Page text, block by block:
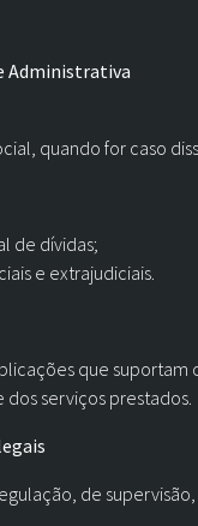
Administrativa
quando for caso
de dívidas;
e extrajudiciais.
que suportam
serviços prestados.
de